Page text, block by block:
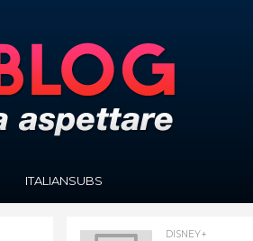
ITALIANSUBS
DISNEY+